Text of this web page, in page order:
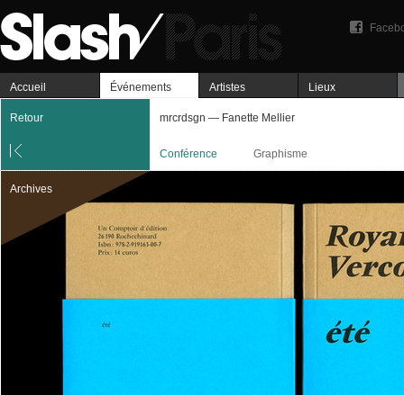
Accueil Événements Artistes Lieux
Retour mrcrdsgn — Fanette Mellier
Conférence Graphisme
Archives